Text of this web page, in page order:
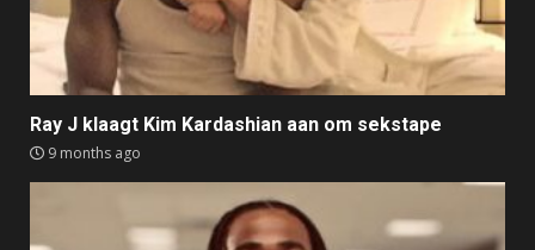
Ray J klaagt Kim Kardashian aan om sekstape
9 months ago